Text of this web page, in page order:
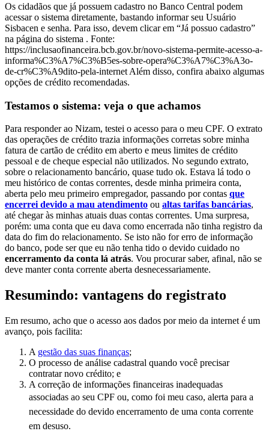
Os cidadãos que já possuem cadastro no Banco Central podem
acessar o sistema diretamente, bastando informar seu Usuário
Sisbacen e senha. Para isso, devem clicar em “Já possuo cadastro”
na página do sistema . Fonte:
https://inclusaofinanceira.bcb.gov.br/novo-sistema-permite-acesso-a-
informa%C3%A7%C3%B5es-sobre-opera%C3%A7%C3%A3o-
de-cr%C3%A9dito-pela-internet Além disso, confira abaixo algumas
opções de crédito recomendadas.
Testamos o sistema: veja o que achamos
Para responder ao Nizam, testei o acesso para o meu CPF. O extrato
das operações de crédito trazia informações corretas sobre minha
fatura de cartão de crédito em aberto e meus limites de crédito
pessoal e de cheque especial não utilizados. No segundo extrato,
sobre o relacionamento bancário, quase tudo ok. Estava lá todo o
meu histórico de contas correntes, desde minha primeira conta,
aberta pelo meu primeiro empregador, passando por contas que
encerrei devido a mau atendimento ou altas tarifas bancárias,
até chegar às minhas atuais duas contas correntes. Uma surpresa,
porém: uma conta que eu dava como encerrada não tinha registro da
data do fim do relacionamento. Se isto não for erro de informação
do banco, pode ser que eu não tenha tido o devido cuidado no
encerramento da conta lá atrás. Vou procurar saber, afinal, não se
deve manter conta corrente aberta desnecessariamente.
Resumindo: vantagens do registrato
Em resumo, acho que o acesso aos dados por meio da internet é um
avanço, pois facilita:
A gestão das suas finanças;
O processo de análise cadastral quando você precisar
contratar novo crédito; e
A correção de informações financeiras inadequadas
associadas ao seu CPF ou, como foi meu caso, alerta para a
necessidade do devido encerramento de uma conta corrente
em desuso.